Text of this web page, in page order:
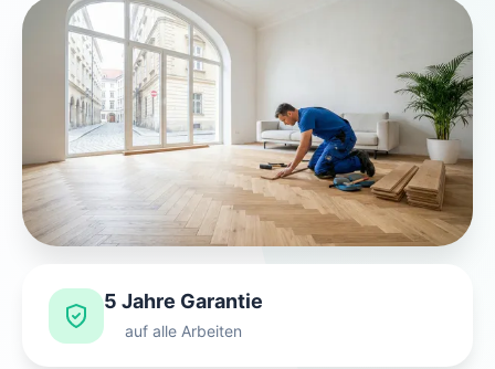
5 Jahre Garantie
auf alle Arbeiten